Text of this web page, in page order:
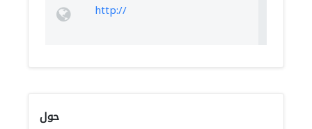
http://
حول